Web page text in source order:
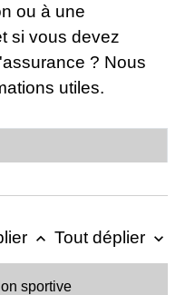
ou à une
si vous devez
? Nous
utiles.
keyboard_arrow_up Tout déplier keyboard_arrow_down
sportive